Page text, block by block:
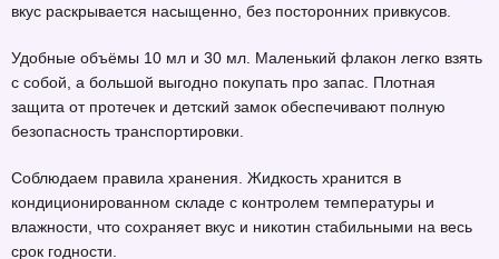
вкус раскрывается насыщенно, без посторонних привкусов.
Удобные объёмы 10 мл и 30 мл. Маленький флакон легко взять
с собой, а большой выгодно покупать про запас. Плотная
защита от протечек и детский замок обеспечивают полную
безопасность транспортировки.
Соблюдаем правила хранения. Жидкость хранится в
кондиционированном складе с контролем температуры и
влажности, что сохраняет вкус и никотин стабильными на весь
срок годности.